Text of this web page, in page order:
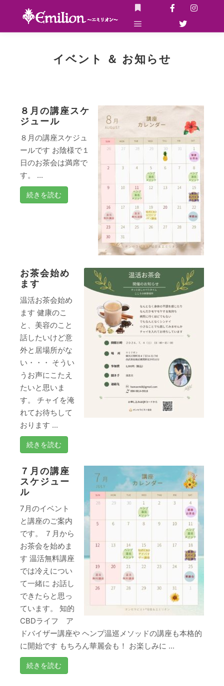
詳細
イベント ＆ お知らせ
８月の講座スケ
ジュール
８月の講座スケジュ
ールです お陰様で１
日のお茶会は満席で
す。 ...
続きを読む
お茶会始め
ます
温活お茶会始め
ます 健康のこ
と、美容のこと
話したいけど意
外と居場所がな
い・・・ そうい
うお声にこたえ
たいと思いま
す。 チャイを淹
れてお待ちして
おります ...
続きを読む
７月の講座
スケジュー
ル
7月のイベント
と講座のご案内
です。 ７月から
お茶会を始めま
す 温活無料講座
では冷えについ
て一緒に お話し
できたらと思っ
ています。 知的
CBDライフ ア
ドバイザー講座や ヘンプ温巡メソッドの講座も本格的
に開始です もちろん華麗会も！ お楽しみに ...
続きを読む